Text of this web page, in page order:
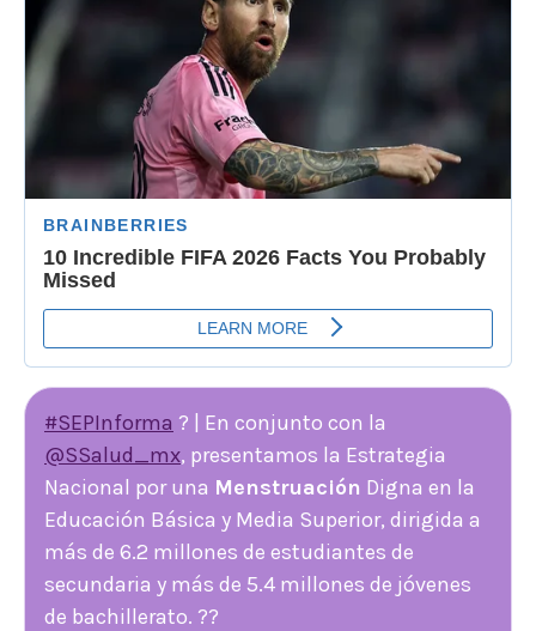
#SEPInforma ? | En conjunto con la
@SSalud_mx, presentamos la Estrategia
Nacional por una Menstruación Digna en la
Educación Básica y Media Superior, dirigida a
más de 6.2 millones de estudiantes de
secundaria y más de 5.4 millones de jóvenes
de bachillerato. ??